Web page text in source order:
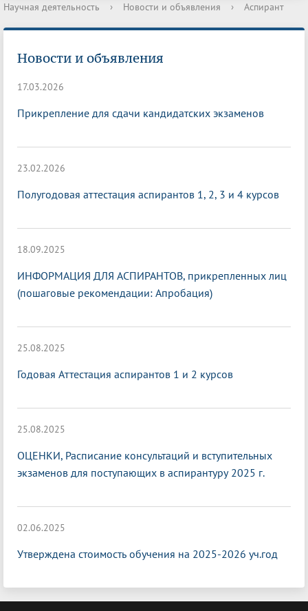
Научная деятельность › Новости и объявления › Аспирант
Новости и объявления
17.03.2026
Прикрепление для сдачи кандидатских экзаменов
23.02.2026
Полугодовая аттестация аспирантов 1, 2, 3 и 4 курсов
18.09.2025
ИНФОРМАЦИЯ ДЛЯ АСПИРАНТОВ, прикрепленных лиц
(пошаговые рекомендации: Апробация)
25.08.2025
Годовая Аттестация аспирантов 1 и 2 курсов
25.08.2025
ОЦЕНКИ, Расписание консультаций и вступительных
экзаменов для поступающих в аспирантуру 2025 г.
02.06.2025
Утверждена стоимость обучения на 2025-2026 уч.год